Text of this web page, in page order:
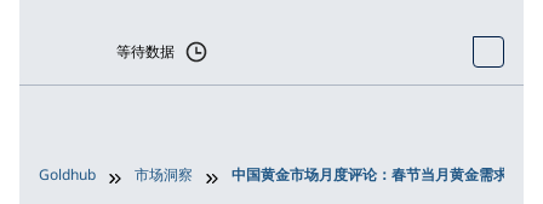
等待数据
Goldhub 市场洞察 中国黄金市场月度评论：春节当月黄金需求依然